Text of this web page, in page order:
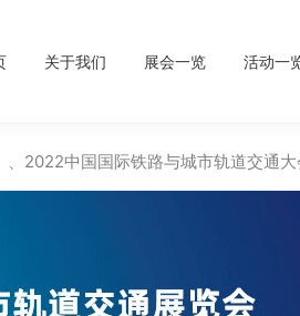
关于我们 展会一览 活动一
2022中国国际铁路与城市轨道交通